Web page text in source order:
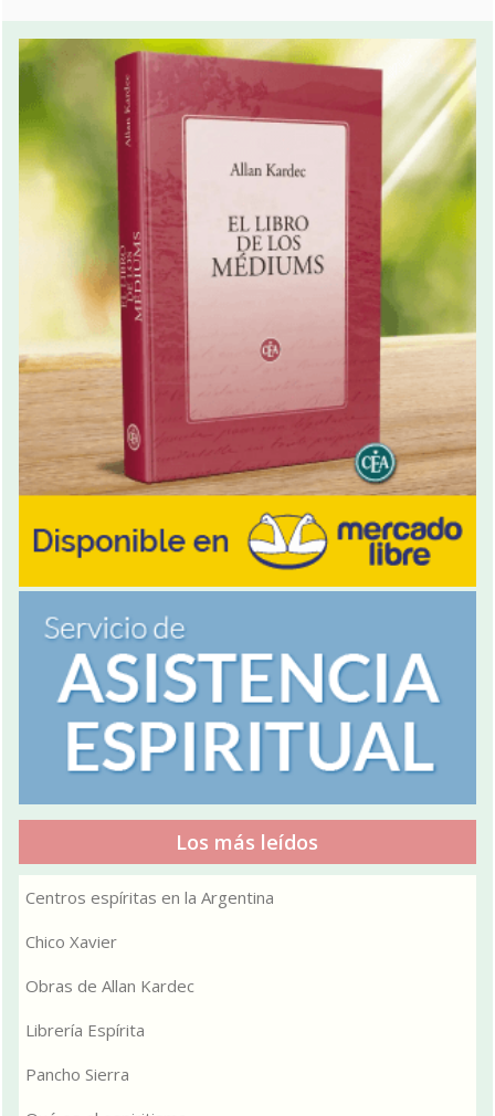
Los más leídos
Centros espíritas en la Argentina
Chico Xavier
Obras de Allan Kardec
Librería Espírita
Pancho Sierra